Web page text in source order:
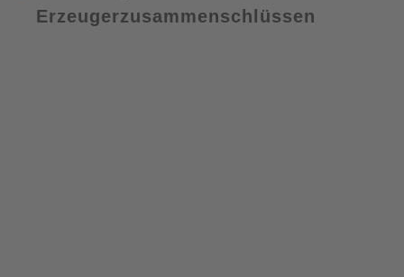
Erzeugerzusammenschlüssen